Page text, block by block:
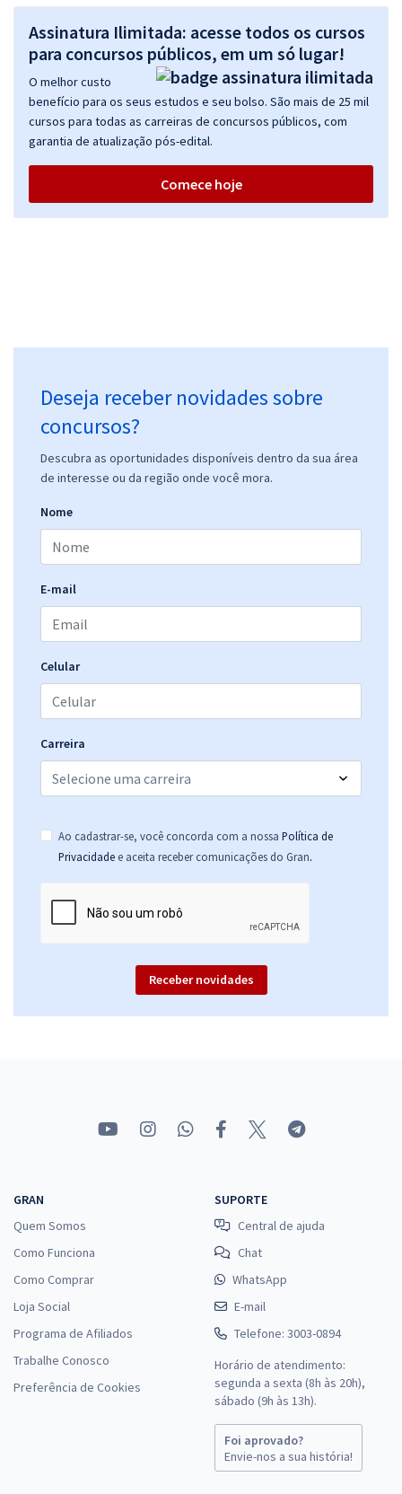
Assinatura Ilimitada: acesse todos os cursos
para concursos públicos, em um só lugar!
O melhor custo
benefício para os seus estudos e seu bolso. São mais de 25 mil
cursos para todas as carreiras de concursos públicos, com
garantia de atualização pós-edital.
Comece hoje
Deseja receber novidades sobre
concursos?
Descubra as oportunidades disponíveis dentro da sua área
de interesse ou da região onde você mora.
Nome
E-mail
Celular
Carreira
Ao cadastrar-se, você concorda com a nossa Política de
Privacidade e aceita receber comunicações do Gran.
Receber novidades
GRAN
Quem Somos
Como Funciona
Como Comprar
Loja Social
Programa de Afiliados
Trabalhe Conosco
Preferência de Cookies
SUPORTE
Central de ajuda
Chat
WhatsApp
E-mail
Telefone: 3003-0894
Horário de atendimento:
segunda a sexta (8h às 20h),
sábado (9h às 13h).
Foi aprovado?
Envie-nos a sua história!